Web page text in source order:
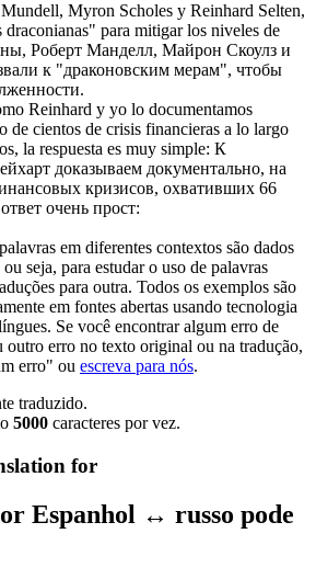
Myron Scholes y Reinhard Selten,
para mitigar los niveles de
Роберт Манделл, Майрон Скоулз и
к "драконовским мерам", чтобы
Reinhard y yo lo documentamos
de cientos de crisis financieras a lo largo
la respuesta es muy simple: К
доказываем документально, на
кризисов, охвативших 66
очень прост:
em diferentes contextos são dados
seja, para estudar o uso de palavras
para outra. Todos os exemplos são
em fontes abertas usando tecnologia
Se você encontrar algum erro de
outro erro no texto original ou na tradução,
erro" ou escreva para nós.
traduzido.
5000 caracteres por vez.
for
Espanhol ↔ russo pode